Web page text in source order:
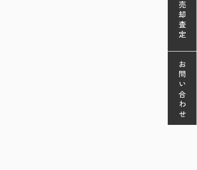
売却査定
お問い合わせ